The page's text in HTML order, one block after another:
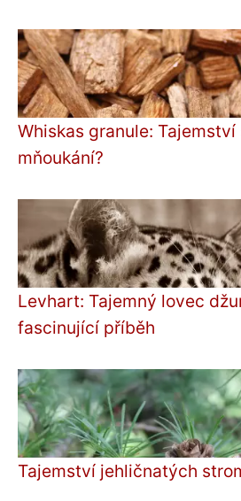
Whiskas granule:
mňoukání?
Levhart: Tajemný lovec
fascinující příběh
Tajemství jehličnatých